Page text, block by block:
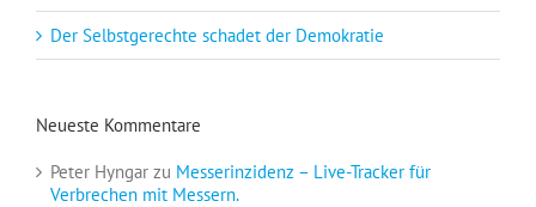
Der Selbstgerechte schadet der Demokratie
Neueste Kommentare
Peter Hyngar zu Messerinzidenz – Live-Tracker für
Verbrechen mit Messern.